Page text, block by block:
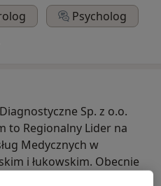
Psycholog
Sp. z o.o.
to Regionalny Lider na
Medycznych w
i łukowskim. Obecnie